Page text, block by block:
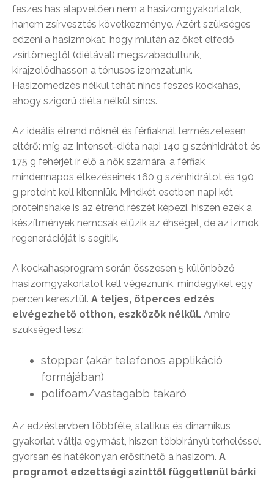
feszes has alapvetően nem a hasizomgyakorlatok,
hanem zsírvesztés következménye. Azért szükséges
edzeni a hasizmokat, hogy miután az őket elfedő
zsírtömegtől (diétával) megszabadultunk,
kirajzolódhasson a tónusos izomzatunk.
Hasizomedzés nélkül tehát nincs feszes kockahas,
ahogy szigorú diéta nélkül sincs.
Az ideális étrend nőknél és férfiaknál természetesen
eltérő: míg az Intenset-diéta napi 140 g szénhidrátot és
175 g fehérjét ír elő a nők számára, a férfiak
mindennapos étkezéseinek 160 g szénhidrátot és 190
g proteint kell kitenniük. Mindkét esetben napi két
proteinshake is az étrend részét képezi, hiszen ezek a
készítmények nemcsak elűzik az éhséget, de az izmok
regenerációját is segítik.
A kockahasprogram során összesen 5 különböző
hasizomgyakorlatot kell végeznünk, mindegyiket egy
percen keresztül. A teljes, ötperces edzés
elvégezhető otthon, eszközök nélkül. Amire
szükséged lesz:
stopper (akár telefonos applikáció
formájában)
polifoam/vastagabb takaró
Az edzéstervben többféle, statikus és dinamikus
gyakorlat váltja egymást, hiszen többirányú terheléssel
gyorsan és hatékonyan erősíthető a hasizom. A
programot edzettségi szinttől függetlenül bárki